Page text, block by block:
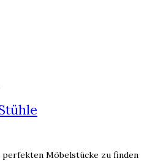
Möbelstücke zu finden